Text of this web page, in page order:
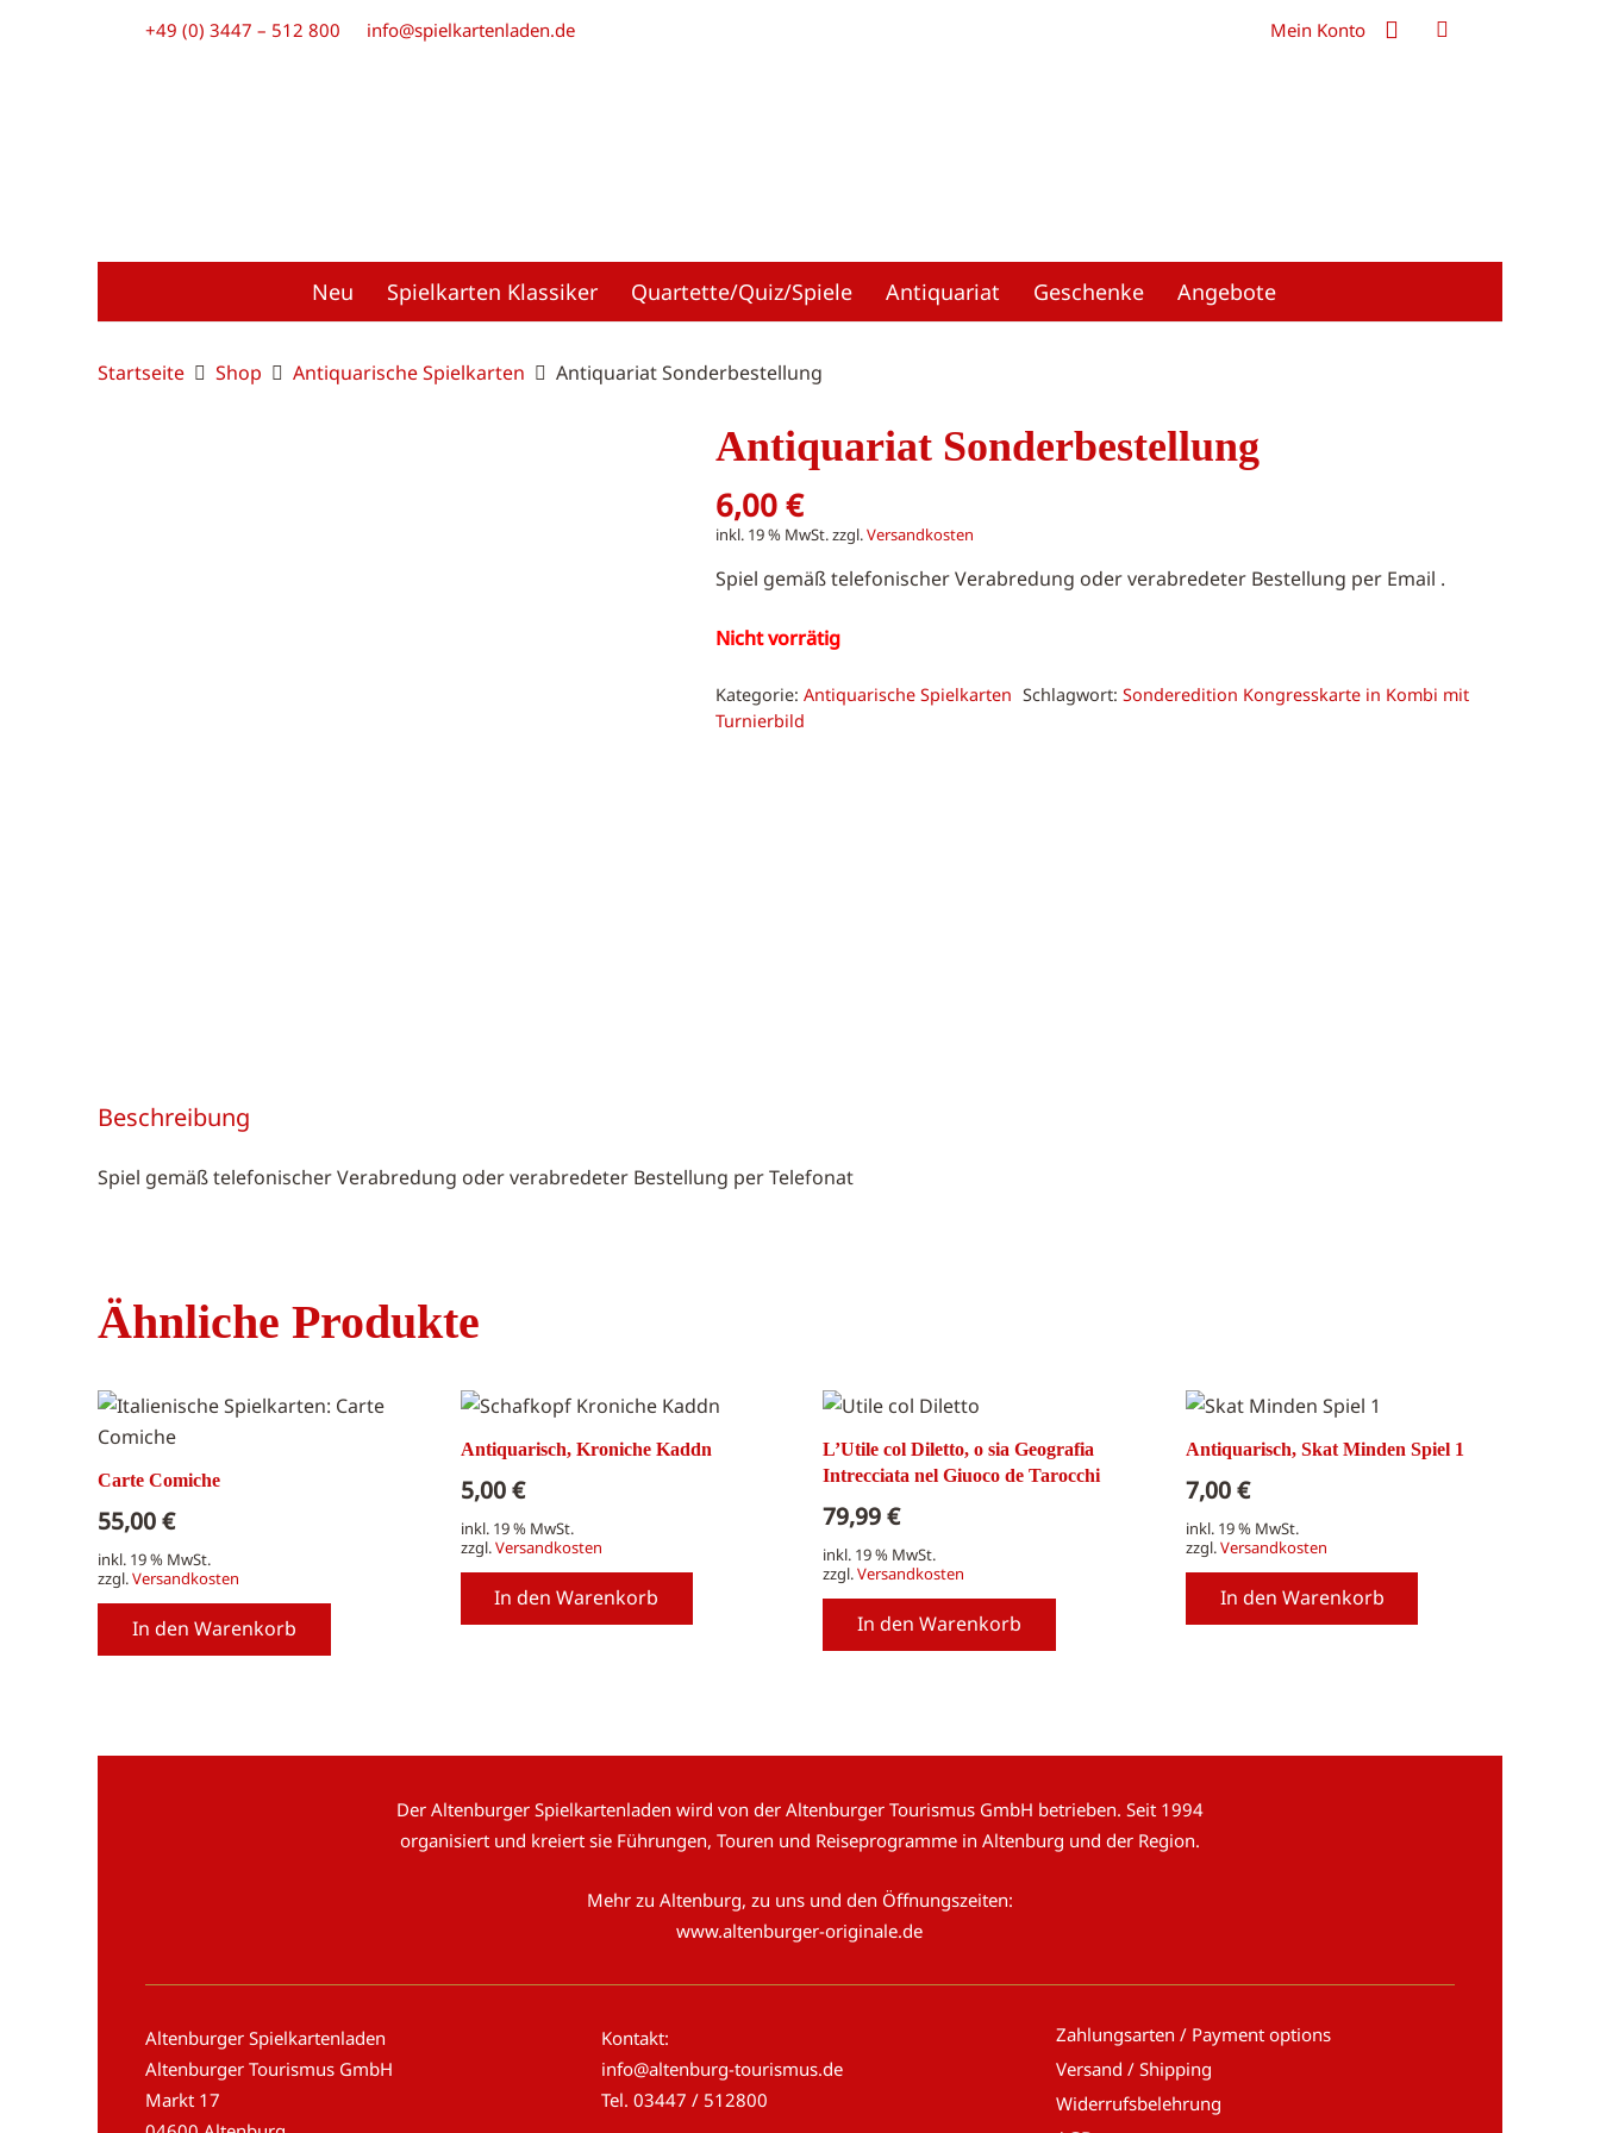
+49 (0) 3447 – 512 800 info@spielkartenladen.de Mein Konto
Neu Spielkarten Klassiker Quartette/Quiz/Spiele Antiquariat Geschenke Angebote
Startseite Shop Antiquarische Spielkarten Antiquariat Sonderbestellung
Antiquariat Sonderbestellung
6,00€
inkl. 19 % MwSt.zzgl.Versandkosten
Spiel gemäß telefonischer Verabredung oder verabredeter Bestellung per Email .
Nicht vorrätig
Kategorie:Antiquarische Spielkarten Schlagwort: Sonderedition Kongresskarte in Kombi mit
Turnierbild
Beschreibung
Spiel gemäß telefonischer Verabredung oder verabredeter Bestellung per Telefonat
Ähnliche Produkte
Carte Comiche
55,00€
inkl. 19 % MwSt.
zzgl.Versandkosten
In den Warenkorb
Antiquarisch, Kroniche Kaddn
5,00€
inkl. 19 % MwSt.
zzgl.Versandkosten
In den Warenkorb
L’Utile col Diletto, o sia Geografia
Intrecciata nel Giuoco de Tarocchi
79,99€
inkl. 19 % MwSt.
zzgl.Versandkosten
In den Warenkorb
Antiquarisch, Skat Minden Spiel 1
7,00€
inkl. 19 % MwSt.
zzgl.Versandkosten
In den Warenkorb
Der Altenburger Spielkartenladen wird von der Altenburger Tourismus GmbH betrieben. Seit 1994
organisiert und kreiert sie Führungen, Touren und Reiseprogramme in Altenburg und der Region.
Mehr zu Altenburg, zu uns und den Öffnungszeiten:
www.altenburger-originale.de
Altenburger Spielkartenladen
Altenburger Tourismus GmbH
Markt 17
Kontakt:
info@altenburg-tourismus.de
Tel. 03447 / 512800
Zahlungsarten / Payment options
Versand / Shipping
Widerrufsbelehrung